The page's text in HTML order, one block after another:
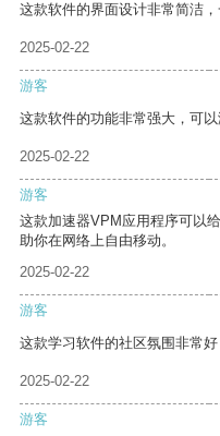
这款软件的界面设计非常简洁，
2025-02-22
游客
这款软件的功能非常强大，可以
2025-02-22
游客
这款加速器VPM应用程序可以
助你在网络上自由移动。
2025-02-22
游客
这款学习软件的社区氛围非常
2025-02-22
游客